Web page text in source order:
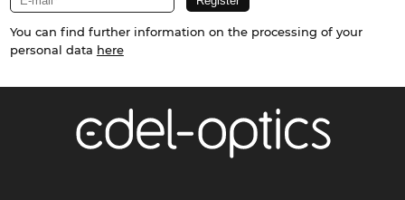
You can find further information on the processing of your
personal data here